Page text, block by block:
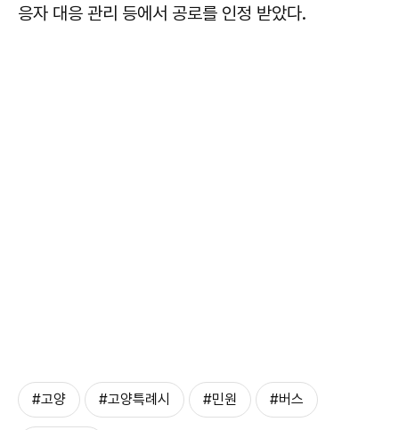
응자 대응 관리 등에서 공로를 인정 받았다.
#고양 #고양특례시 #민원 #버스